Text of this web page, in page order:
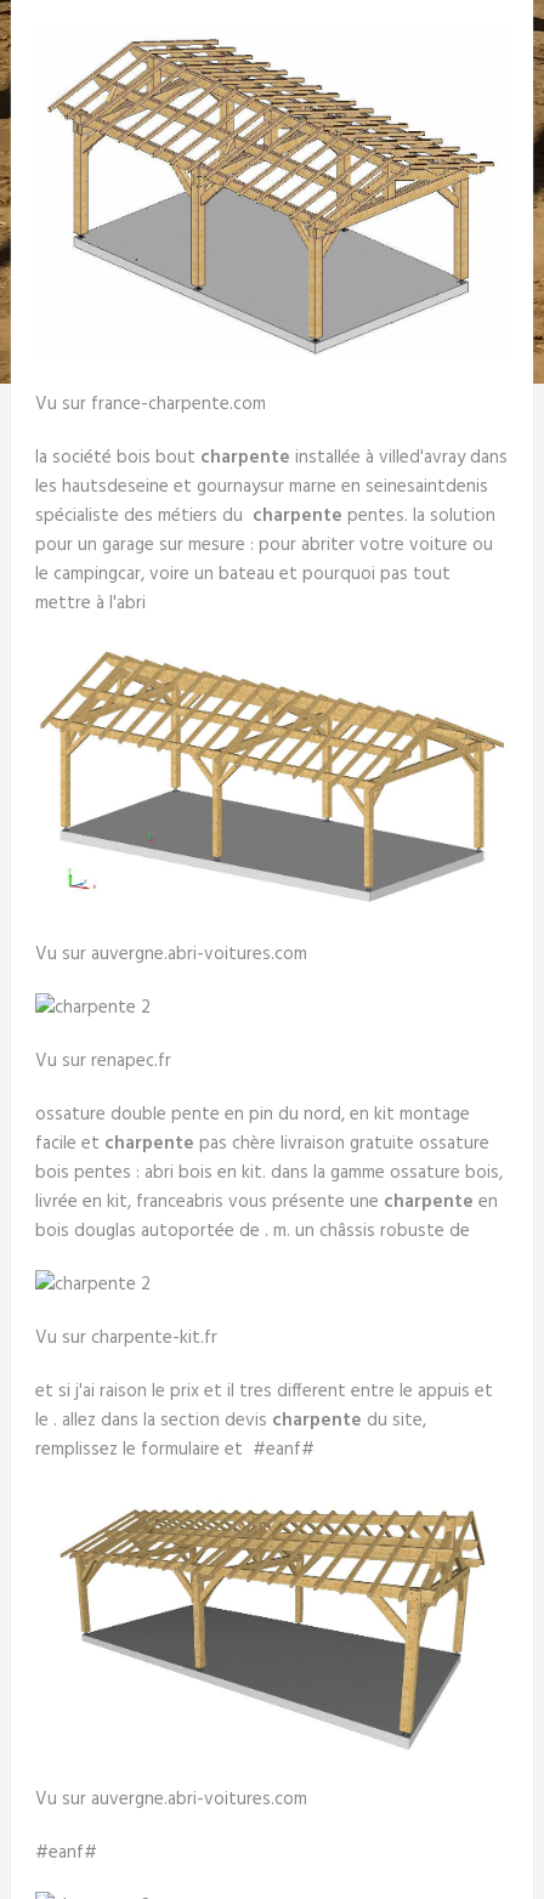
Vu sur france-charpente.com
la société bois bout charpente installée à villed'avray dans
les hautsdeseine et gournaysur marne en seinesaintdenis
spécialiste des métiers du charpente pentes. la solution
pour un garage sur mesure : pour abriter votre voiture ou
le campingcar, voire un bateau et pourquoi pas tout
mettre à l'abri
Vu sur auvergne.abri-voitures.com
Vu sur renapec.fr
ossature double pente en pin du nord, en kit montage
facile et charpente pas chère livraison gratuite ossature
bois pentes : abri bois en kit. dans la gamme ossature bois,
livrée en kit, franceabris vous présente une charpente en
bois douglas autoportée de . m. un châssis robuste de
Vu sur charpente-kit.fr
et si j'ai raison le prix et il tres different entre le appuis et
le . allez dans la section devis charpente du site,
remplissez le formulaire et #eanf#
Vu sur auvergne.abri-voitures.com
#eanf#